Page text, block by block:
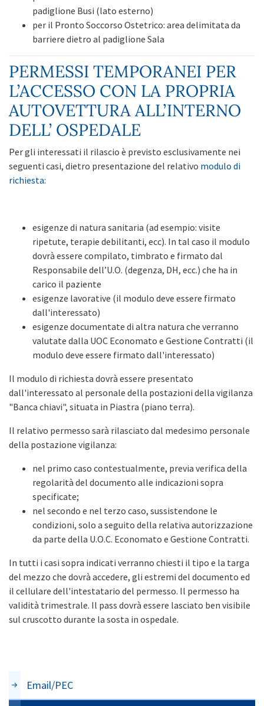
padiglione Busi (lato esterno)
per il Pronto Soccorso Ostetrico: area delimitata da
barriere dietro al padiglione Sala
PERMESSI TEMPORANEI PER
L’ACCESSO CON LA PROPRIA
AUTOVETTURA ALL’INTERNO
DELL’ OSPEDALE
Per gli interessati il rilascio è previsto esclusivamente nei
seguenti casi, dietro presentazione del relativo modulo di
richiesta:
esigenze di natura sanitaria (ad esempio: visite
ripetute, terapie debilitanti, ecc). In tal caso il modulo
dovrà essere compilato, timbrato e firmato dal
Responsabile dell’U.O. (degenza, DH, ecc.) che ha in
carico il paziente
esigenze lavorative (il modulo deve essere firmato
dall'interessato)
esigenze documentate di altra natura che verranno
valutate dalla UOC Economato e Gestione Contratti (il
modulo deve essere firmato dall'interessato)
Il modulo di richiesta dovrà essere presentato
dall'interessato al personale della postazioni della vigilanza
"Banca chiavi", situata in Piastra (piano terra).
Il relativo permesso sarà rilasciato dal medesimo personale
della postazione vigilanza:
nel primo caso contestualmente, previa verifica della
regolarità del documento alle indicazioni sopra
specificate;
nel secondo e nel terzo caso, sussistendone le
condizioni, solo a seguito della relativa autorizzazione
da parte della U.O.C. Economato e Gestione Contratti.
In tutti i casi sopra indicati verranno chiesti il tipo e la targa
del mezzo che dovrà accedere, gli estremi del documento ed
il cellulare dell'intestatario del permesso. Il permesso ha
validità trimestrale. Il pass dovrà essere lasciato ben visibile
sul cruscotto durante la sosta in ospedale.
Email/PEC